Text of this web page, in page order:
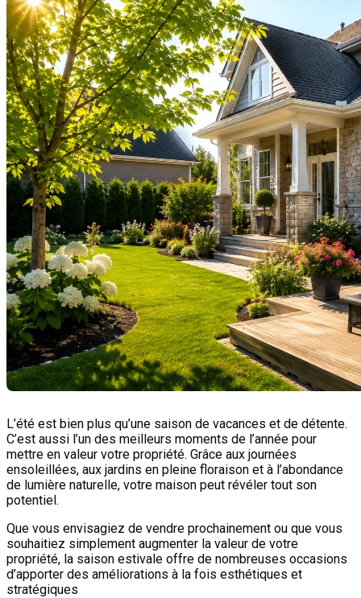
L’été est bien plus qu’une saison de vacances et de détente.
C’est aussi l’un des meilleurs moments de l’année pour
mettre en valeur votre propriété. Grâce aux journées
ensoleillées, aux jardins en pleine floraison et à l’abondance
de lumière naturelle, votre maison peut révéler tout son
potentiel.
Que vous envisagiez de vendre prochainement ou que vous
souhaitiez simplement augmenter la valeur de votre
propriété, la saison estivale offre de nombreuses occasions
d’apporter des améliorations à la fois esthétiques et
stratégiques